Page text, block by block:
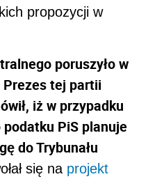
propozycji w
poruszyło w
Prezes tej partii
iż w przypadku
PiS planuje
do Trybunału
się na projekt